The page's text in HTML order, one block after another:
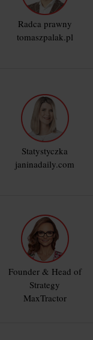
Radca prawny
tomaszpalak.pl
Statystyczka
janinadaily.com
Founder & Head of
Strategy
MaxTractor